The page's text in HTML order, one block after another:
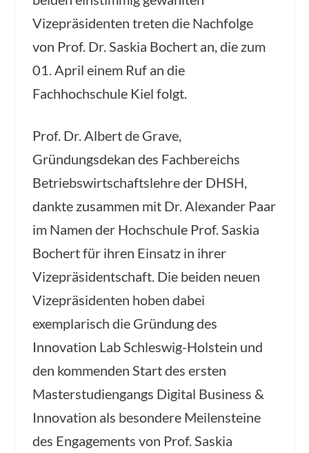
Vizepräsidenten treten die Nachfolge
von Prof. Dr. Saskia Bochert an, die zum
01. April einem Ruf an die
Fachhochschule Kiel folgt.
Prof. Dr. Albert de Grave,
Gründungsdekan des Fachbereichs
Betriebswirtschaftslehre der DHSH,
dankte zusammen mit Dr. Alexander Paar
im Namen der Hochschule Prof. Saskia
Bochert für ihren Einsatz in ihrer
Vizepräsidentschaft. Die beiden neuen
Vizepräsidenten hoben dabei
exemplarisch die Gründung des
Innovation Lab Schleswig-Holstein und
den kommenden Start des ersten
Masterstudiengangs Digital Business &
Innovation als besondere Meilensteine
des Engagements von Prof. Saskia